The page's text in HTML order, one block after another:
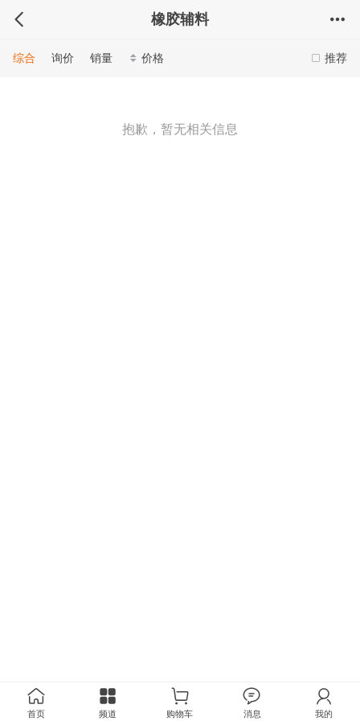
橡胶辅料
推荐
综合 询价 销量 价格
抱歉，暂无相关信息
首页 频道 购物车 消息 我的